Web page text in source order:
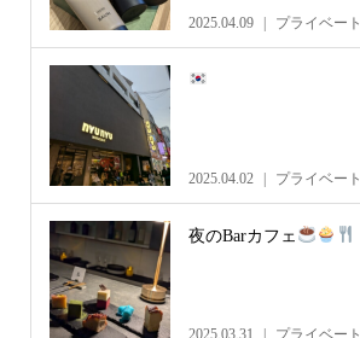
2025.04.09 プライベート
2025.04.02 プライベート
夜のBarカフェ
2025.03.31 プライベート